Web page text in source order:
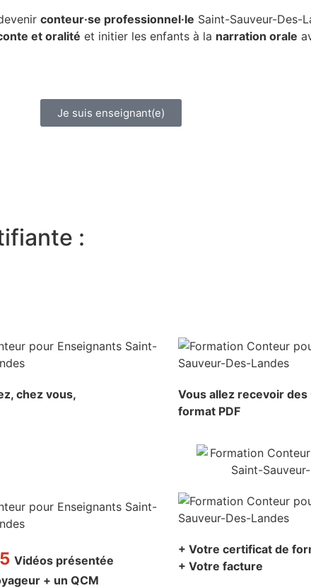
conteur·se professionnel·le Saint-Sauveur-Des-
et oralité et initier les enfants à la narration orale
Je suis enseignant(e)
:
chez vous,
Vous allez recevoir des
format PDF
5Vidéos présentée
+ un QCM
+ Votre certificat de
+ Votre facture